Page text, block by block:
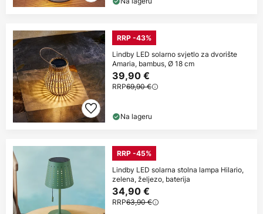
RRP -43%
Lindby LED solarno svjetlo za dvorište
Amaria, bambus, Ø 18 cm
39,90 €
RRP69,90 €
Na lageru
RRP -45%
Lindby LED solarna stolna lampa Hilario,
zelena, željezo, baterija
34,90 €
RRP63,90 €